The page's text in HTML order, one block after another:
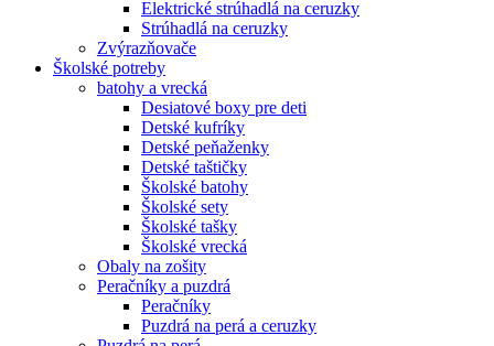
Elektrické strúhadlá na ceruzky
Strúhadlá na ceruzky
Zvýrazňovače
Školské potreby
batohy a vrecká
Desiatové boxy pre deti
Detské kufríky
Detské peňaženky
Detské taštičky
Školské batohy
Školské sety
Školské tašky
Školské vrecká
Obaly na zošity
Peračníky a puzdrá
Peračníky
Puzdrá na perá a ceruzky